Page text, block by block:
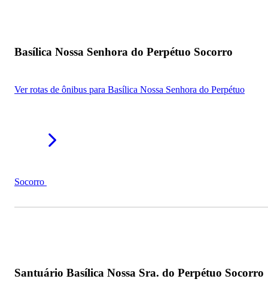
Basílica Nossa Senhora do Perpétuo Socorro
Ver rotas de ônibus para Basílica Nossa Senhora do Perpétuo
Socorro
Santuário Basílica Nossa Sra. do Perpétuo Socorro